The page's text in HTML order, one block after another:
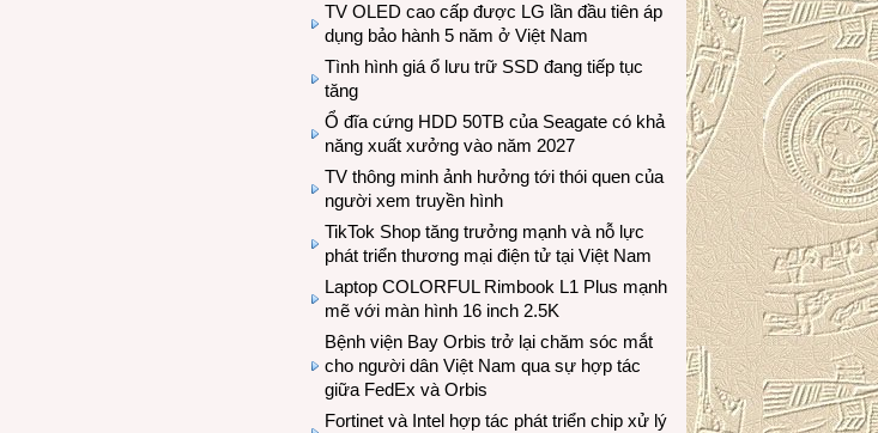
TV OLED cao cấp được LG lần đầu tiên áp
dụng bảo hành 5 năm ở Việt Nam
Tình hình giá ổ lưu trữ SSD đang tiếp tục
tăng
Ổ đĩa cứng HDD 50TB của Seagate có khả
năng xuất xưởng vào năm 2027
TV thông minh ảnh hưởng tới thói quen của
người xem truyền hình
TikTok Shop tăng trưởng mạnh và nỗ lực
phát triển thương mại điện tử tại Việt Nam
Laptop COLORFUL Rimbook L1 Plus mạnh
mẽ với màn hình 16 inch 2.5K
Bệnh viện Bay Orbis trở lại chăm sóc mắt
cho người dân Việt Nam qua sự hợp tác
giữa FedEx và Orbis
Fortinet và Intel hợp tác phát triển chip xử lý